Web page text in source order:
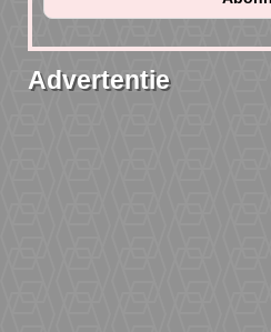
Advertentie